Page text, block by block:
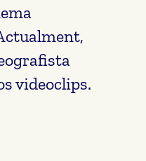
videoclips.